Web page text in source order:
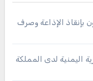
بإنقاذ الإذاعة وصرف
اليمنية لدى المملكة